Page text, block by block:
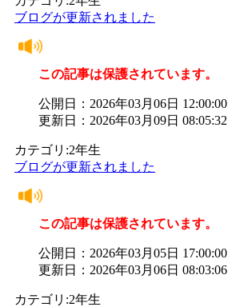
ブログが更新されました
この記事は保護されています。
公開日：2026年03月06日 12:00:00
更新日：2026年03月09日 08:05:32
カテゴリ:2年生
ブログが更新されました
この記事は保護されています。
公開日：2026年03月05日 17:00:00
更新日：2026年03月06日 08:03:06
カテゴリ:2年生